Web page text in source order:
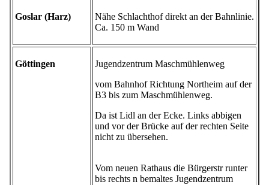
Goslar (Harz)
Nähe Schlachthof direkt an der Bahnlinie.
Ca. 150 m Wand
Göttingen
Jugendzentrum Maschmühlenweg
vom Bahnhof Richtung Northeim auf der
B3 bis zum Maschmühlenweg.
Da ist Lidl an der Ecke. Links abbigen
und vor der Brücke auf der rechten Seite
nicht zu übersehen.
Vom neuen Rathaus die Bürgerstr runter
bis rechts n bemaltes Jugendzentrum